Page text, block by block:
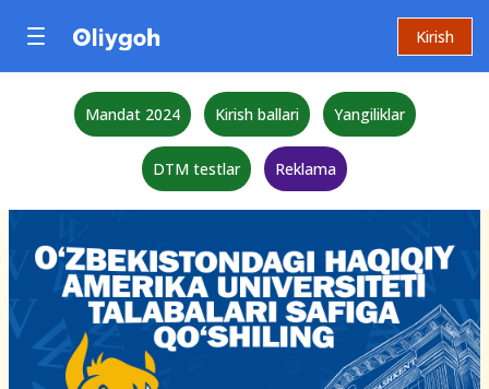
Kirish
Mandat 2024 Kirish ballari Yangiliklar
DTM testlar Reklama